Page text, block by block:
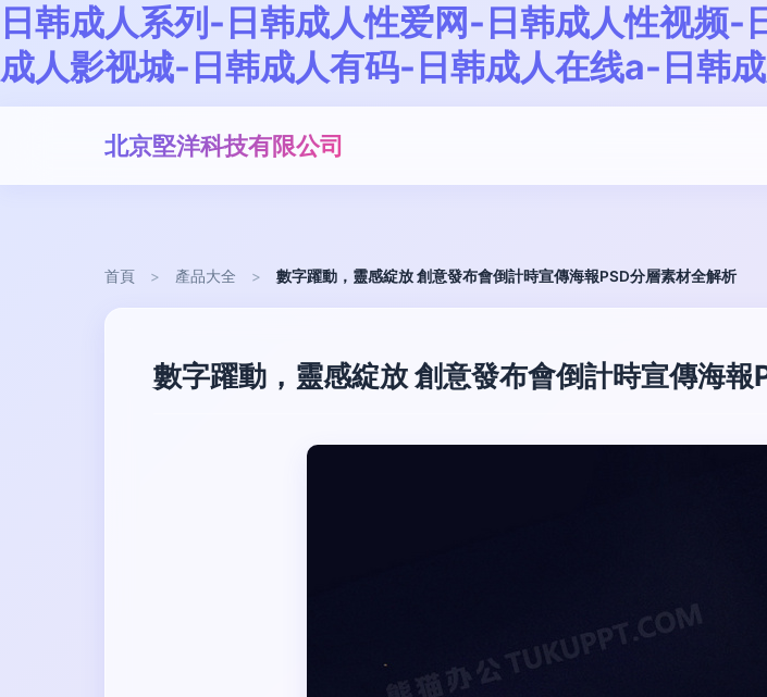
日韩成人系列-日韩成人性爱网-日韩成人性视频
成人影视城-日韩成人有码-日韩成人在线a-日韩
北京堅洋科技有限公司
首頁 > 產品大全 > 數字躍動，靈感綻放 創意發布會倒計時宣傳海報PSD分層素材全解析
數字躍動，靈感綻放 創意發布會倒計時宣傳海報